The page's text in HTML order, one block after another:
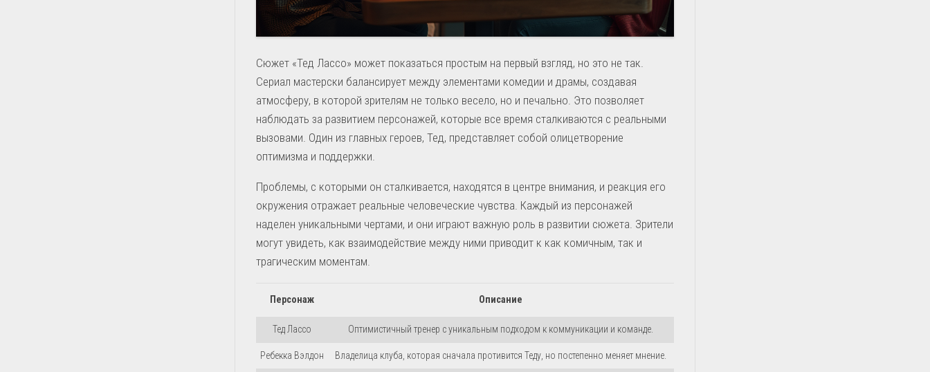
Сюжет «Тед Лассо» может показаться простым на первый взгляд, но это не так.
Сериал мастерски балансирует между элементами комедии и драмы, создавая
атмосферу, в которой зрителям не только весело, но и печально. Это позволяет
наблюдать за развитием персонажей, которые все время сталкиваются с реальными
вызовами. Один из главных героев, Тед, представляет собой олицетворение
оптимизма и поддержки.
Проблемы, с которыми он сталкивается, находятся в центре внимания, и реакция его
окружения отражает реальные человеческие чувства. Каждый из персонажей
наделен уникальными чертами, и они играют важную роль в развитии сюжета. Зрители
могут увидеть, как взаимодействие между ними приводит к как комичным, так и
трагическим моментам.
Персонаж Описание
Тед Лассо Оптимистичный тренер с уникальным подходом к коммуникации и команде.
Ребекка Вэлдон Владелица клуба, которая сначала противится Теду, но постепенно меняет мнение.